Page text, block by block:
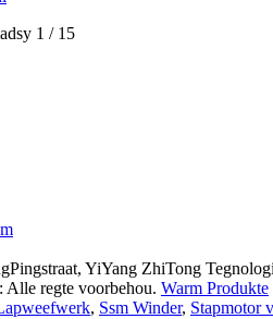
1 / 15
YiYang ZhiTong
regte voorbehou. Warm Produkte
, Ssm Winder, Stapmotor